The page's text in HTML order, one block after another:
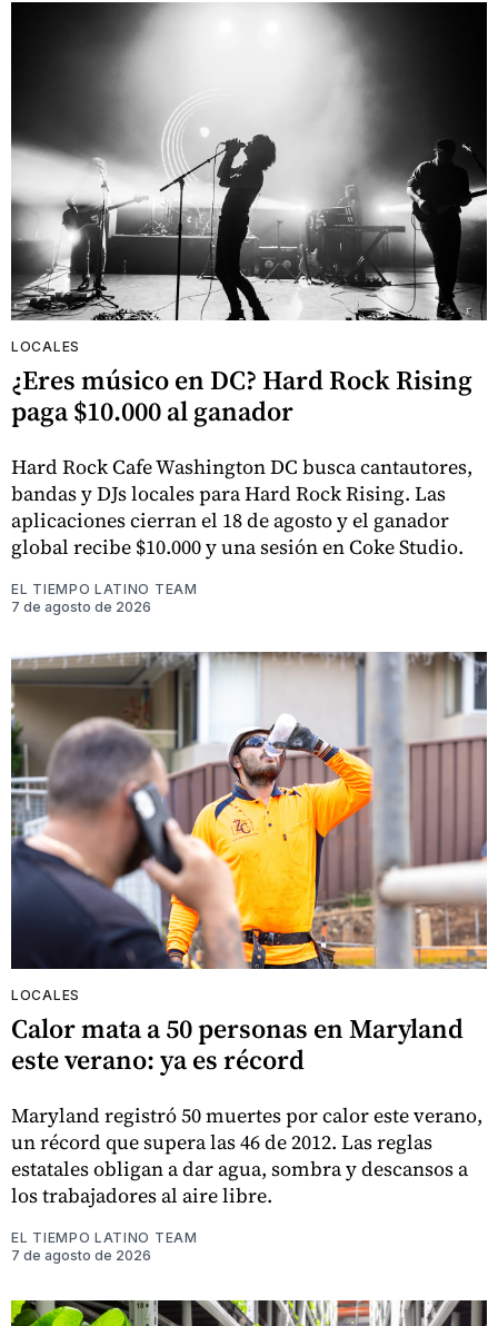
LOCALES
¿Eres músico en DC? Hard Rock Rising
paga $10.000 al ganador
Hard Rock Cafe Washington DC busca cantautores,
bandas y DJs locales para Hard Rock Rising. Las
aplicaciones cierran el 18 de agosto y el ganador
global recibe $10.000 y una sesión en Coke Studio.
EL TIEMPO LATINO TEAM
7 de agosto de 2026
LOCALES
Calor mata a 50 personas en Maryland
este verano: ya es récord
Maryland registró 50 muertes por calor este verano,
un récord que supera las 46 de 2012. Las reglas
estatales obligan a dar agua, sombra y descansos a
los trabajadores al aire libre.
EL TIEMPO LATINO TEAM
7 de agosto de 2026